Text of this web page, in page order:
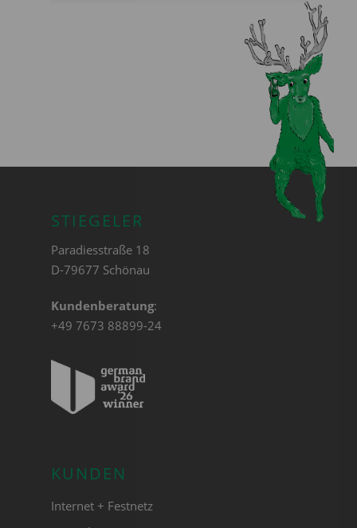
STIEGELER
Paradiesstraße 18
D-79677 Schönau
Kundenberatung:
+49 7673 88899-24
KUNDEN
Internet + Festnetz